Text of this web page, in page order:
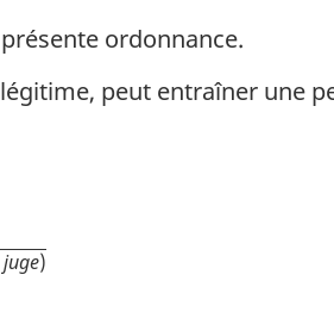
ordonnance.
peut entraîner une
)